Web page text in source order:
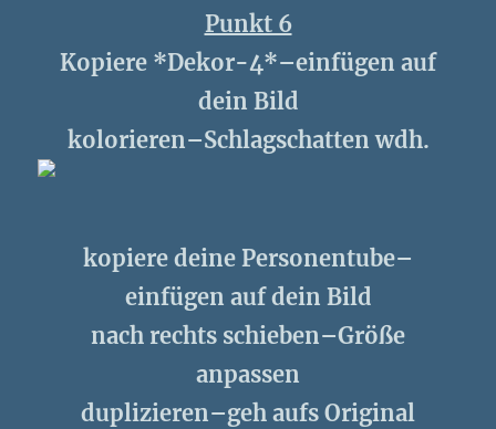
Punkt 6
Kopiere *Dekor-4*–einfügen auf
dein Bild
kolorieren–Schlagschatten wdh.
kopiere deine Personentube–
einfügen auf dein Bild
nach rechts schieben–Größe
anpassen
duplizieren–geh aufs Original